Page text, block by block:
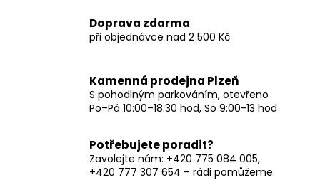
Doprava zdarma
při objednávce nad 2 500 Kč
Kamenná prodejna Plzeň
S pohodlným parkováním, otevřeno
Po–Pá 10:00–18:30 hod, So 9:00-13 hod
Potřebujete poradit?
Zavolejte nám: +420 775 084 005,
+420 777 307 654 – rádi pomůžeme.